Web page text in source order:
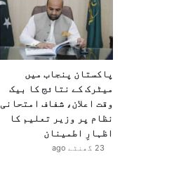
پاکستان پنجاب میں
میٹرک کے نتائج کا بیک
وقت اعلان، شفاف امتحانی
نظام پر وزیر تعلیم کا
اظہارِ اطمینان
23 گھنٹے ago